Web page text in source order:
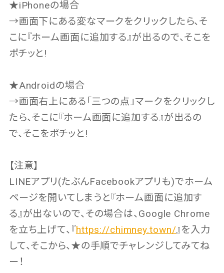
★iPhoneの場合
→画面下にある変なマークをクリックしたら、そ
こに『ホーム画面に追加する』が出るので、そこを
ポチッと!
★Androidの場合
→画面右上にある「三つの点」マークをクリックし
たら、そこに『ホーム画面に追加する』が出るの
で、そこをポチッと!
【注意】
LINEアプリ(たぶんFacebookアプリも)でホーム
ページを開いてしまうと『ホーム画面に追加す
る』が出ないので、その場合は、Google Chrome
を立ち上げて、『https://chimney.town/』を入力
して、そこから、★の手順でチャレンジしてみてね
ー！